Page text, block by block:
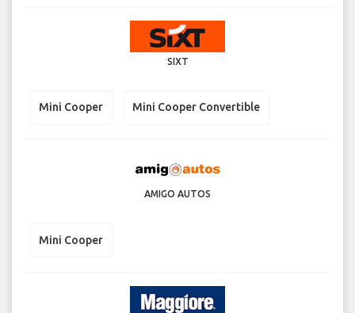
SIXT
Mini Cooper Mini Cooper Convertible
AMIGO AUTOS
Mini Cooper